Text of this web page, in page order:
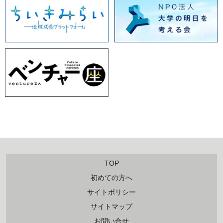
TOP
初めての方へ
サイトポリシー
サイトマップ
お問い合せ